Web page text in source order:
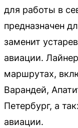
для работы в
предназначен
заменит
авиации.
маршрутах,
Варандей,
Петербург, а
авиации.